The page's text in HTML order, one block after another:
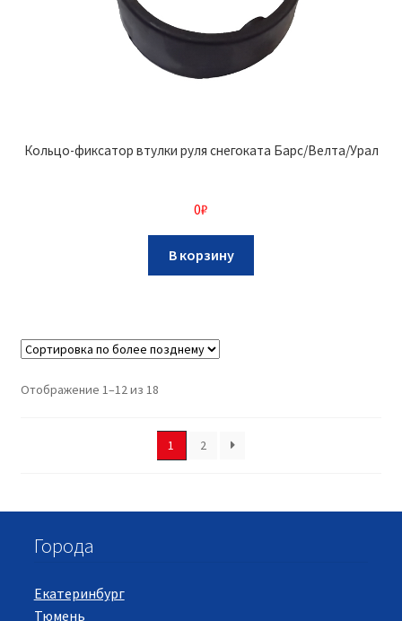
Кольцо-фиксатор втулки руля снегоката Барс/Велта/Урал
0₽
В корзину
Отображение 1–12 из 18
1 2
Города
Екатеринбург
Тюмень